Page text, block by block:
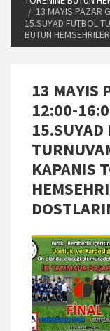
13 MAYIS PAZAR
15.SUYAD FUTBOL
BUTUN
13 MAYIS
12:00-
15.SUYAD
KAPANIS